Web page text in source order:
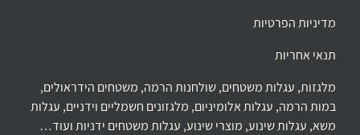
מדיניות הפרטיות
תנאי אחריות
מלגזות, עגלות משטחים, שולחנות הרמה, משטחים הידראולים,
במות הרמה, עגלות אלומיניום, מלגזונים חשמליים וידניים, עגלות
משא, עגלות שינוע, מוצרי שינוע, עגלות משטחים ידניות ועוד…